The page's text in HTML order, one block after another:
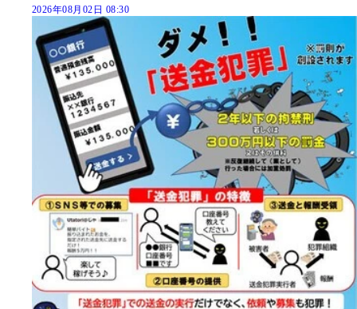
2026年08月02日 08:30